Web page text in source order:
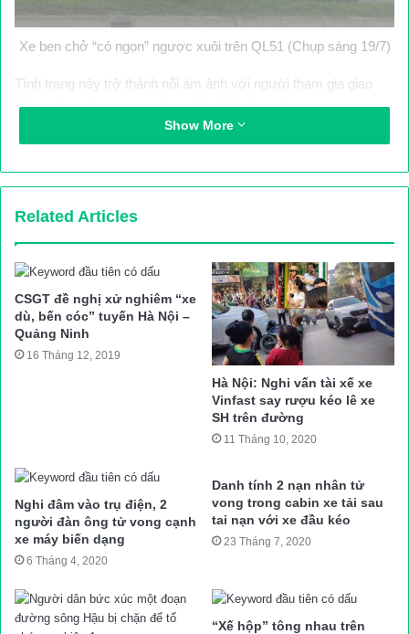
Xe ben chở “có ngọn” ngược xuôi trên QL51 (Chụp sáng 19/7)
Tình trạng này trở thành nỗi ám ảnh với người tham gia giao
thông, tiềm ẩn nguy cơ xảy ra TNGT bất cứ lúc nào.
đoạn qua Đồng nai phản ánh với Báo Giao thông về tình trạng
xe ben chở đá có dấu hiệu quá tải chạy rầm rập trên đường
như những “hung thần”. Qua nhiều ngày ghi nhận thực tế, PV
ghi nhận những phản ánh của người dân là hoàn toàn xác đáng.
Theo đó, sau một thời gian tạm lắng, tình trạng xe ben chở vun
ngọn, có dấu hiệu quá tải đang bùng phát trở lại.
Trong 6 tháng đầu năm 2019, qua hệ thống camera giám sát,
TTGT Đồng Nai đã xử lý 78 trường hợp vi phạm về bốc xếp
Cụ thể như: Công ty CP Tân Cang, Công ty TNHH SX TM và
XD Việt Hàn, Công ty CP DIC Đồng Tiến (huyện Nhơn Trạch),
Công ty Trường Trường Phát JP, Công ty TNHH SX VLXD Mai
Phong (huyện Định Quán), Công ty TNHH Quốc Phú Sơn Lâm;
mỏ đá Thiện Tân 7…
Show More
Related Articles
CSGT đề nghị xử nghiêm “xe
dù, bến cóc” tuyến Hà Nội –
Quảng Ninh
16 Tháng 12, 2019
Hà Nội: Nghi vấn tài xế xe
Vinfast say rượu kéo lê xe
SH trên đường
11 Tháng 10, 2020
Nghi đâm vào trụ điện, 2
người đàn ông tử vong cạnh
xe máy biến dạng
6 Tháng 4, 2020
Danh tính 2 nạn nhân tử
vong trong cabin xe tải sau
tai nạn với xe đầu kéo
23 Tháng 7, 2020
“Xế hộp” tông nhau trên